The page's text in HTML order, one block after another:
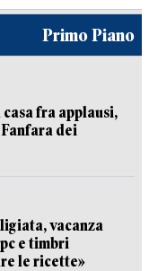
Primo Piano
fra applausi,
dei
vacanza
e timbri
le ricette»